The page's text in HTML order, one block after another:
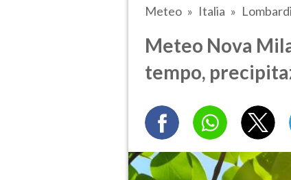
Meteo Italia
Meteo Nova
tempo,